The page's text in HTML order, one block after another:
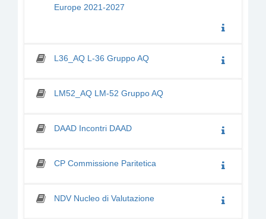
Europe 2021-2027
L36_AQ L-36 Gruppo AQ
LM52_AQ LM-52 Gruppo AQ
DAAD Incontri DAAD
CP Commissione Paritetica
NDV Nucleo di Valutazione